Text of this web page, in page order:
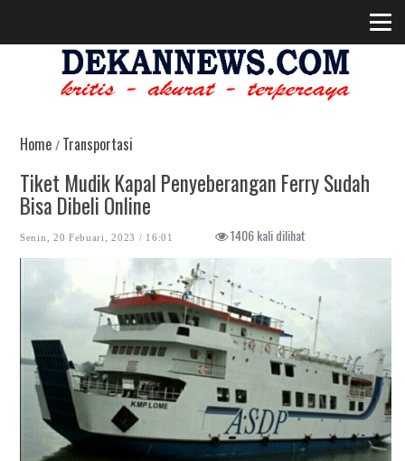
Home/Transportasi
Tiket Mudik Kapal Penyeberangan Ferry Sudah
Bisa Dibeli Online
Senin, 20 Febuari, 2023 / 16:01 1406 kali dilihat